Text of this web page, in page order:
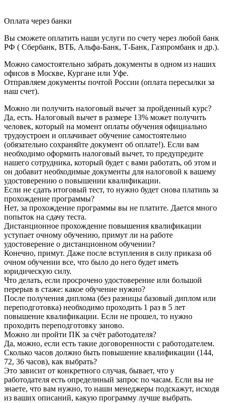
Оплата через банки
Вы сможете оплатить наши услуги по счету через любой банк
РФ ( Сбербанк, ВТБ, Альфа-Банк, Т-Банк, Газпромбанк и др.).
Можно самостоятельно забрать документы в одном из наших
офисов в Москве, Кургане или Уфе.
Отправляем документы почтой России (оплата пересылки за
наш счет).
Можно ли получить налоговый вычет за пройденный курс?
Да, есть. Налоговый вычет в размере 13% может получить
человек, который на момент оплаты обучения официально
трудоустроен и оплачивает обучение самостоятельно
(обязательно сохраняйте документ об оплате!). Если вам
необходимо оформить налоговый вычет, то предупредите
нашего сотрудника, который будет с вами работать, об этом и
он добавит необходимые документы для налоговой к вашему
удостоверению о повышении квалификации.
Если не сдать итоговый тест, то нужно будет снова платиnь за
прохождение программы?
Нет, за прохождение программы вы не платите. Дается много
попыток на сдачу теста.
Дистанционное прохождение повышения квалификации
уступает очному обучению, примут ли на работе
удостоверение о дистанционном обучении?
Конечно, примут. Даже после вступления в силу приказа об
очном обучении все, что было до него будет иметь
юридическую силу.
Что делать, если просрочено удостоверение или большой
перерыв в стаже: какое обучение нужно?
После получения диплома (без разницы базовый диплом или
переподготовка) необходимо проходить 1 раз в 5 лет
повышение квалификации. Если не прошел, то нужно
проходить переподготовку заново.
Можно ли пройти ПК за счёт работодателя?
Да, можно, если есть такие договоренности с работодателем.
Сколько часов должно быть повышение квалификации (144,
72, 36 часов), как выбрать?
Это зависит от конкретного случая, бывает, что у
работодателя есть определнный запрос по часам. Если вы не
знаете, что вам нужно, то наши менеджеры подскажут, исходя
из ваших описаний, какую программу лучше выбрать.